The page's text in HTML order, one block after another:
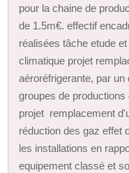
pour la chaine de
de 1.5m€. effectif
réalisées tâche etude
climatique projet
aéroréfrigerante, par
groupes de
projet remplacement
réduction des gaz effet
les installations en
equipement classé et